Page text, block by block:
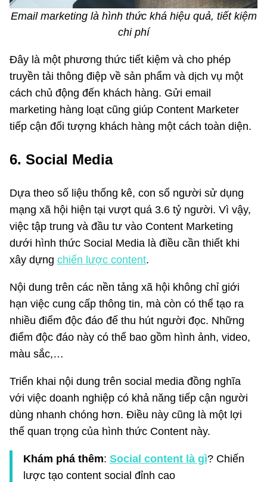
Email marketing là hình thức khá hiệu quả, tiết kiệm
chi phí
Đây là một phương thức tiết kiệm và cho phép
truyền tải thông điệp về sản phẩm và dịch vụ một
cách chủ động đến khách hàng. Gửi email
marketing hàng loạt cũng giúp Content Marketer
tiếp cận đối tượng khách hàng một cách toàn diện.
6. Social Media
Dựa theo số liệu thống kê, con số người sử dụng
mạng xã hội hiện tại vượt quá 3.6 tỷ người. Vì vậy,
việc tập trung và đầu tư vào Content Marketing
dưới hình thức Social Media là điều cần thiết khi
xây dựng chiến lược content.
Nội dung trên các nền tảng xã hội không chỉ giới
hạn việc cung cấp thông tin, mà còn có thể tạo ra
nhiều điểm độc đáo để thu hút người đọc. Những
điểm độc đáo này có thể bao gồm hình ảnh, video,
màu sắc,…
Triển khai nội dung trên social media đồng nghĩa
với việc doanh nghiệp có khả năng tiếp cận người
dùng nhanh chóng hơn. Điều này cũng là một lợi
thế quan trọng của hình thức Content này.
Khám phá thêm: Social content là gì? Chiến
lược tạo content social đỉnh cao